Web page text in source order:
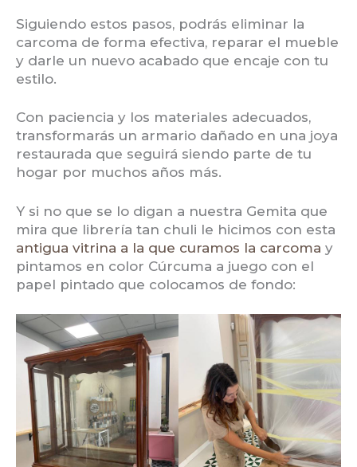
Siguiendo estos pasos, podrás eliminar la
carcoma de forma efectiva, reparar el mueble
y darle un nuevo acabado que encaje con tu
estilo.
Con paciencia y los materiales adecuados,
transformarás un armario dañado en una joya
restaurada que seguirá siendo parte de tu
hogar por muchos años más.
Y si no que se lo digan a nuestra Gemita que
mira que librería tan chuli le hicimos con esta
antigua vitrina a la que curamos la carcoma y
pintamos en color Cúrcuma a juego con el
papel pintado que colocamos de fondo: